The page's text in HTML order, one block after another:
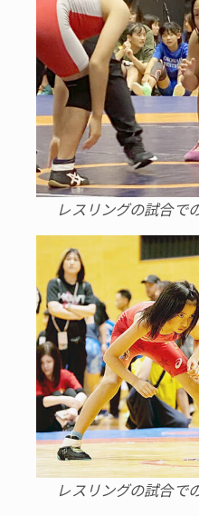
レスリングの試合で
レスリングの試合で